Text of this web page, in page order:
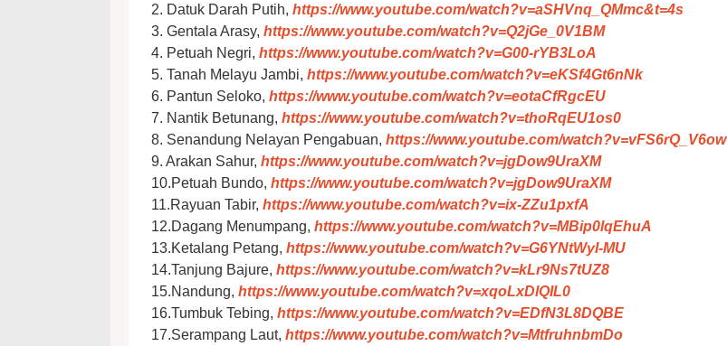
2. Datuk Darah Putih, https://www.youtube.com/watch?v=aSHVnq_QMmc&t=4s
3. Gentala Arasy, https://www.youtube.com/watch?v=Q2jGe_0V1BM
4. Petuah Negri, https://www.youtube.com/watch?v=G00-rYB3LoA
5. Tanah Melayu Jambi, https://www.youtube.com/watch?v=eKSf4Gt6nNk
6. Pantun Seloko, https://www.youtube.com/watch?v=eotaCfRgcEU
7. Nantik Betunang, https://www.youtube.com/watch?v=thoRqEU1os0
8. Senandung Nelayan Pengabuan, https://www.youtube.com/watch?v=vFS6rQ_V6ow
9. Arakan Sahur, https://www.youtube.com/watch?v=jgDow9UraXM
10.Petuah Bundo, https://www.youtube.com/watch?v=jgDow9UraXM
11.Rayuan Tabir, https://www.youtube.com/watch?v=ix-ZZu1pxfA
12.Dagang Menumpang, https://www.youtube.com/watch?v=MBip0lqEhuA
13.Ketalang Petang, https://www.youtube.com/watch?v=G6YNtWyI-MU
14.Tanjung Bajure, https://www.youtube.com/watch?v=kLr9Ns7tUZ8
15.Nandung, https://www.youtube.com/watch?v=xqoLxDlQIL0
16.Tumbuk Tebing, https://www.youtube.com/watch?v=EDfN3L8DQBE
17.Serampang Laut, https://www.youtube.com/watch?v=MtfruhnbmDo